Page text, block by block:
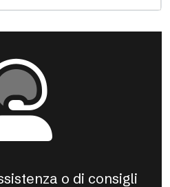
o di consigli